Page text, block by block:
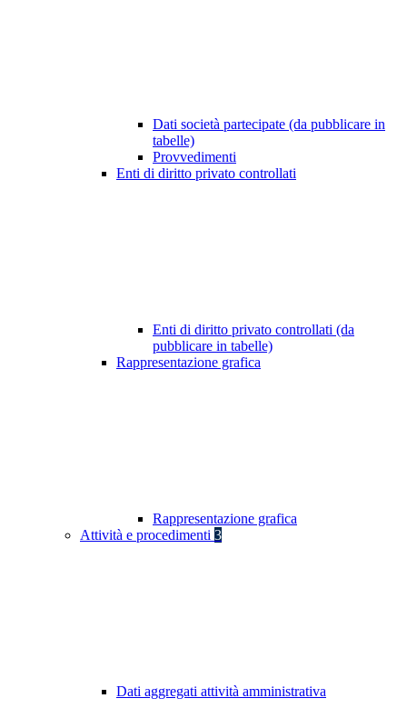
Dati società partecipate (da pubblicare in
tabelle)
Provvedimenti
Enti di diritto privato controllati
Enti di diritto privato controllati (da
pubblicare in tabelle)
Rappresentazione grafica
Rappresentazione grafica
Attività e procedimenti 3
Dati aggregati attività amministrativa